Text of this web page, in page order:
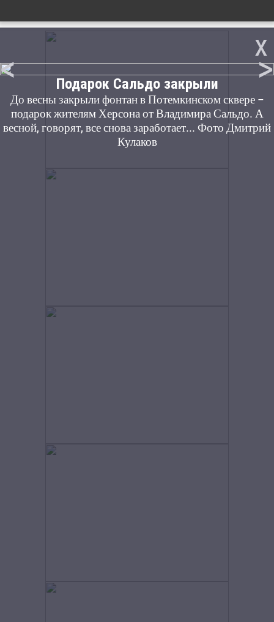
x
< >
Подарок Сальдо закрыли
До весны закрыли фонтан в Потемкинском сквере –
подарок жителям Херсона от Владимира Сальдо. А
весной, говорят, все снова заработает... Фото Дмитрий
Кулаков